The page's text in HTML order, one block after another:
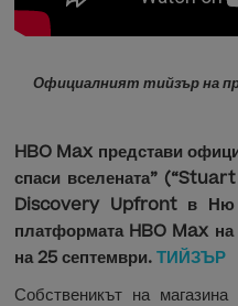
Официалният тийзър на
HBO Max представи
спаси вселената”
Discovery Upfront в Ню
платформата HBO Max
на 25 септември.
ТИЙЗЪР
Собственикът на